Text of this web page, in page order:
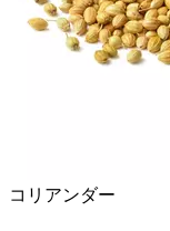
コリアンダー